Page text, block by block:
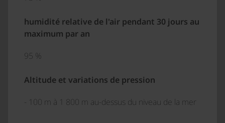
humidité relative de l'air pendant 30 jours au
maximum par an
95 %
Altitude et variations de pression
- 100 m à 1 800 m au-dessus du niveau de la mer